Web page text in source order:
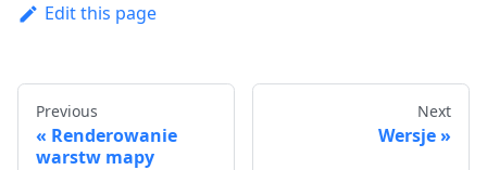
Edit this page
Previous
Renderowanie
warstw mapy
Next
Wersje